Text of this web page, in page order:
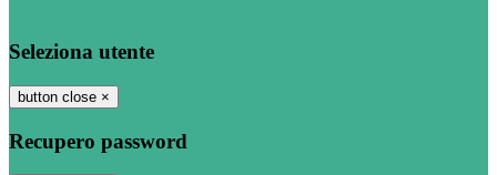
Seleziona utente
button close ×
Recupero password